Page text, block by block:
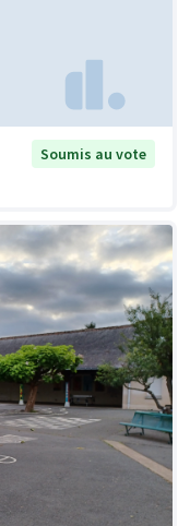
Soumis au vote